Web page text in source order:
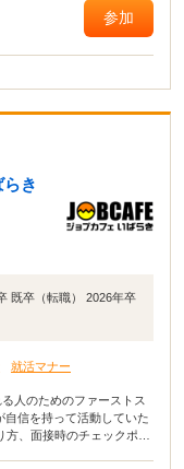
参加
き
既卒（転職） 2026年卒
就活マナー
人のためのファーストス
、面接時のチェックポイ